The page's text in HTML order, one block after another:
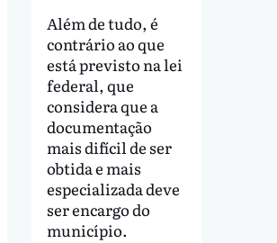
Além de tudo, é
contrário ao que
está previsto na lei
federal, que
considera que a
documentação
mais difícil de ser
obtida e mais
especializada deve
ser encargo do
município.